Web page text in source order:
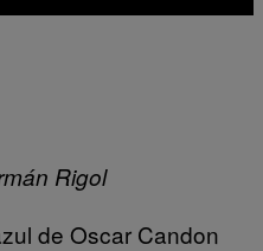
Rigol
de Oscar Candon